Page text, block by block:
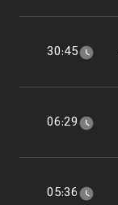
30:45
06:29
05:36